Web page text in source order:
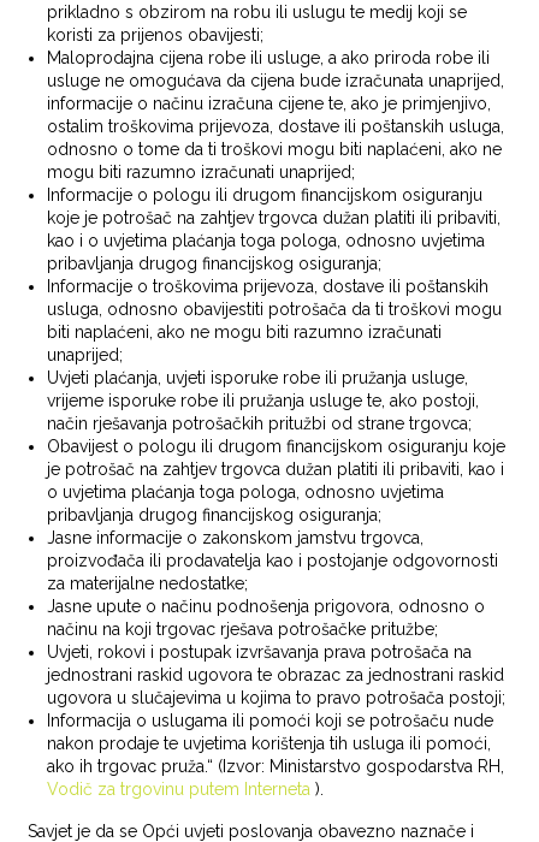
prikladno s obzirom na robu ili uslugu te medij koji se
koristi za prijenos obavijesti;
Maloprodajna cijena robe ili usluge, a ako priroda robe ili
usluge ne omogućava da cijena bude izračunata unaprijed,
informacije o načinu izračuna cijene te, ako je primjenjivo,
ostalim troškovima prijevoza, dostave ili poštanskih usluga,
odnosno o tome da ti troškovi mogu biti naplaćeni, ako ne
mogu biti razumno izračunati unaprijed;
Informacije o pologu ili drugom financijskom osiguranju
koje je potrošač na zahtjev trgovca dužan platiti ili pribaviti,
kao i o uvjetima plaćanja toga pologa, odnosno uvjetima
pribavljanja drugog financijskog osiguranja;
Informacije o troškovima prijevoza, dostave ili poštanskih
usluga, odnosno obavijestiti potrošača da ti troškovi mogu
biti naplaćeni, ako ne mogu biti razumno izračunati
unaprijed;
Uvjeti plaćanja, uvjeti isporuke robe ili pružanja usluge,
vrijeme isporuke robe ili pružanja usluge te, ako postoji,
način rješavanja potrošačkih pritužbi od strane trgovca;
Obavijest o pologu ili drugom financijskom osiguranju koje
je potrošač na zahtjev trgovca dužan platiti ili pribaviti, kao i
o uvjetima plaćanja toga pologa, odnosno uvjetima
pribavljanja drugog financijskog osiguranja;
Jasne informacije o zakonskom jamstvu trgovca,
proizvođača ili prodavatelja kao i postojanje odgovornosti
za materijalne nedostatke;
Jasne upute o načinu podnošenja prigovora, odnosno o
načinu na koji trgovac rješava potrošačke pritužbe;
Uvjeti, rokovi i postupak izvršavanja prava potrošača na
jednostrani raskid ugovora te obrazac za jednostrani raskid
ugovora u slučajevima u kojima to pravo potrošača postoji;
Informacija o uslugama ili pomoći koji se potrošaču nude
nakon prodaje te uvjetima korištenja tih usluga ili pomoći,
ako ih trgovac pruža.“ (Izvor: Ministarstvo gospodarstva RH,
Vodič za trgovinu putem Interneta ).
Savjet je da se Opći uvjeti poslovanja obavezno naznače i